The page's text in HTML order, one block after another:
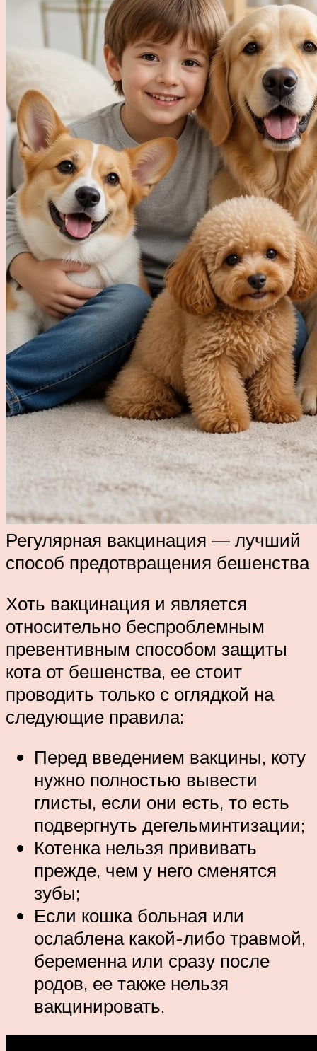
Регулярная вакцинация — лучший
способ предотвращения бешенства
Хоть вакцинация и является
относительно беспроблемным
превентивным способом защиты
кота от бешенства, ее стоит
проводить только с оглядкой на
следующие правила:
Перед введением вакцины, коту
нужно полностью вывести
глисты, если они есть, то есть
подвергнуть дегельминтизации;
Котенка нельзя прививать
прежде, чем у него сменятся
зубы;
Если кошка больная или
ослаблена какой-либо травмой,
беременна или сразу после
родов, ее также нельзя
вакцинировать.